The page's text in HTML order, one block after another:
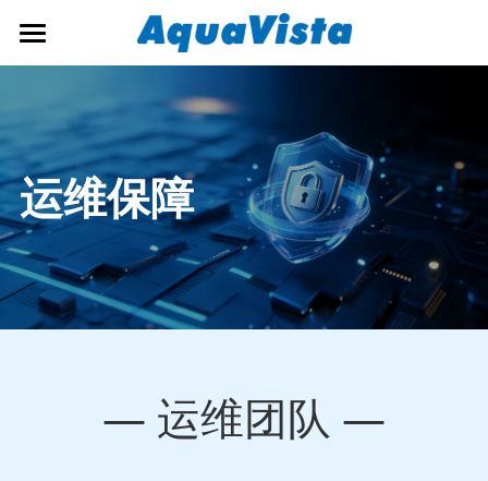
首页
公司概况
解决方案
生态环境监测
预警监测
大数据应用
海事产品
新闻资讯
公司新闻
行业新闻
招贤纳士
联系我们
简体中文
运维保障
— 运维团队 —
博客分类
所有博客分类
行业新闻
公司新闻